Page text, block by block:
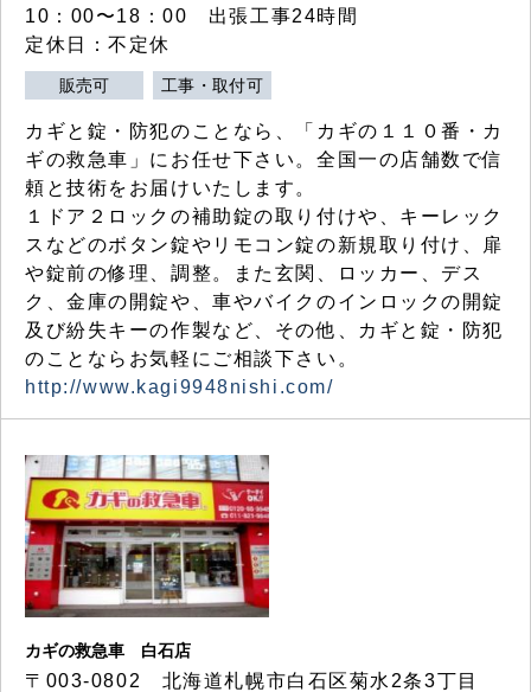
10：00〜18：00 出張工事24時間
定休日：不定休
販売可 工事・取付可
カギと錠・防犯のことなら、「カギの１１０番・カ
ギの救急車」にお任せ下さい。全国一の店舗数で信
頼と技術をお届けいたします。
１ドア２ロックの補助錠の取り付けや、キーレック
スなどのボタン錠やリモコン錠の新規取り付け、扉
や錠前の修理、調整。また玄関、ロッカー、デス
ク、金庫の開錠や、車やバイクのインロックの開錠
及び紛失キーの作製など、その他、カギと錠・防犯
のことならお気軽にご相談下さい。
http://www.kagi9948nishi.com/
カギの救急車 白石店
〒003-0802 北海道札幌市白石区菊水2条3丁目